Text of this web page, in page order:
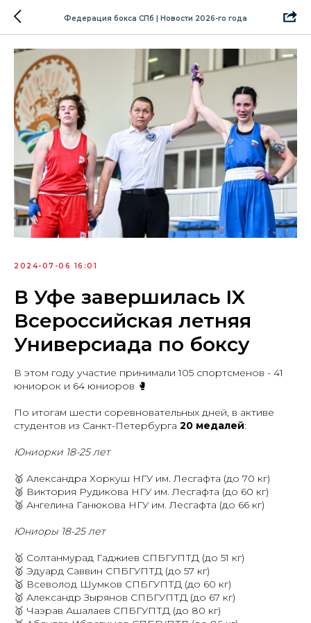
Федерация бокса СПб | Новости 2026-го года
2024-07-06 16:01
В Уфе завершилась IX
Всероссийская летняя
Универсиада по боксу
В этом году участие принимали 105 спортсменов - 41
юниорок и 64 юниоров 🥊
По итогам шести соревновательных дней, в активе
студентов из Санкт-Петербурга 20 медалей:
Юниорки 18-25 лет
🥇 Александра Хоркуш НГУ им. Лесгафта (до 70 кг)
🥉 Виктория Рудикова НГУ им. Лесгафта (до 60 кг)
🥉 Ангелина Ганюкова НГУ им. Лесгафта (до 66 кг)
Юниоры 18-25 лет
🥇 Солтанмурад Гаджиев СПБГУПТД (до 51 кг)
🥇 Эдуард Саввин СПБГУПТД (до 57 кг)
🥇 Всеволод Шумков СПБГУПТД (до 60 кг)
🥇 Александр Зырянов СПБГУПТД (до 67 кг)
🥇 Чаэрав Ашалаев СПБГУПТД (до 80 кг)